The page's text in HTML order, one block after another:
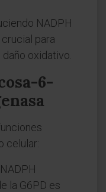
NADPH
para
oxidativo.
6-
celular:
la G6PD es